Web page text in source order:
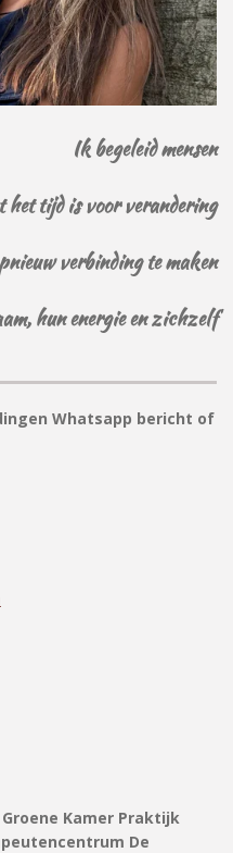
Ik begeleid mensen
het tijd is voor verandering
verbinding te maken
hun energie en zichzelf
Whatsapp bericht of
Kamer Praktijk
De